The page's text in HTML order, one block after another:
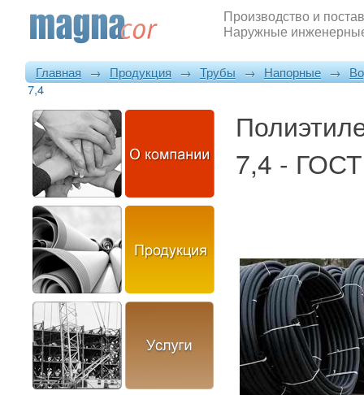
Производство и
Наружные
Главная → Продукция → Трубы → Напорные →
7,4
7,4 -